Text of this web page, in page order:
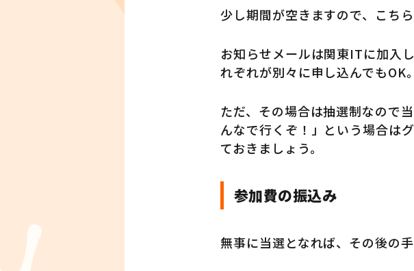
少し期間が空きますので、こち
お知らせメールは関東ITに加入
れぞれが別々に申し込んでもOK。
ただ、その場合は抽選制なので
んなで行くぞ！」という場合は
ておきましょう。
参加費の振込み
無事に当選となれば、その後の手